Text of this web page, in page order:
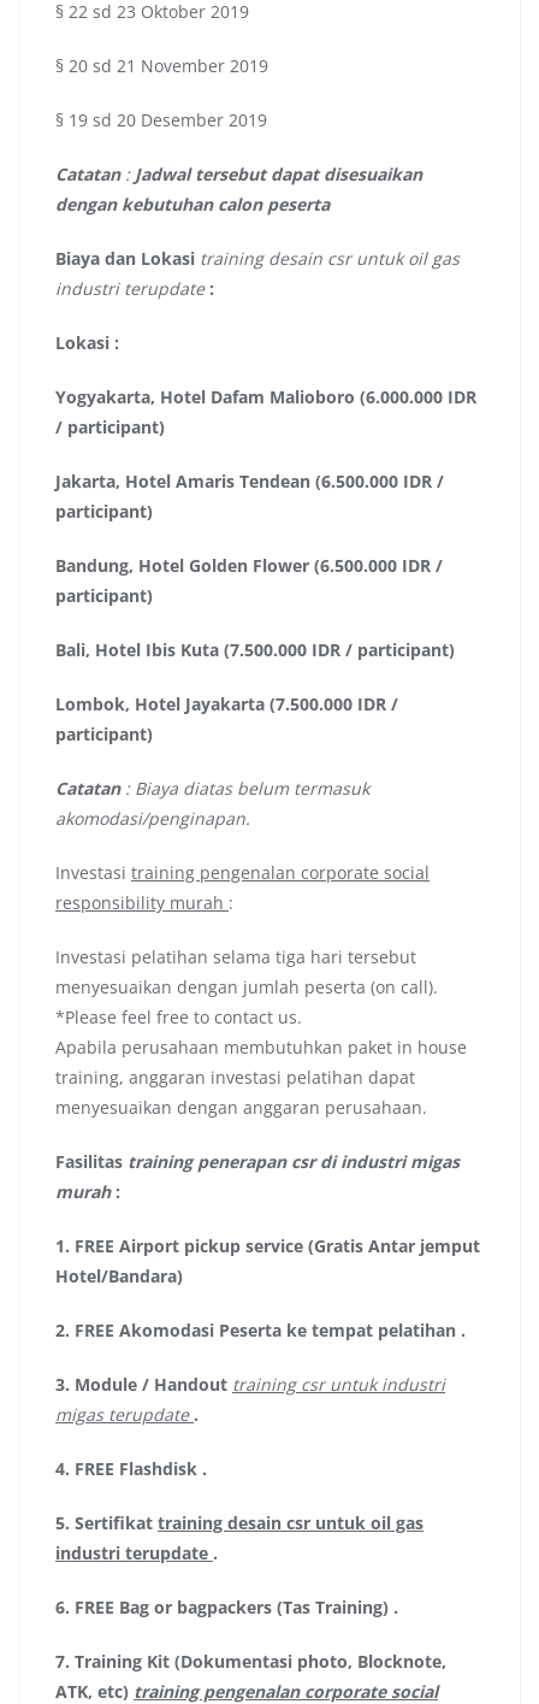
§ 22 sd 23 Oktober 2019
§ 20 sd 21 November 2019
§ 19 sd 20 Desember 2019
Catatan : Jadwal tersebut dapat disesuaikan
dengan kebutuhan calon peserta
Biaya dan Lokasi training desain csr untuk oil gas
industri terupdate :
Lokasi :
Yogyakarta, Hotel Dafam Malioboro (6.000.000 IDR
/ participant)
Jakarta, Hotel Amaris Tendean (6.500.000 IDR /
participant)
Bandung, Hotel Golden Flower (6.500.000 IDR /
participant)
Bali, Hotel Ibis Kuta (7.500.000 IDR / participant)
Lombok, Hotel Jayakarta (7.500.000 IDR /
participant)
Catatan : Biaya diatas belum termasuk
akomodasi/penginapan.
Investasi training pengenalan corporate social
responsibility murah :
Investasi pelatihan selama tiga hari tersebut
menyesuaikan dengan jumlah peserta (on call).
*Please feel free to contact us.
Apabila perusahaan membutuhkan paket in house
training, anggaran investasi pelatihan dapat
menyesuaikan dengan anggaran perusahaan.
Fasilitas training penerapan csr di industri migas
murah :
1. FREE Airport pickup service (Gratis Antar jemput
Hotel/Bandara)
2. FREE Akomodasi Peserta ke tempat pelatihan .
3. Module / Handout training csr untuk industri
migas terupdate .
4. FREE Flashdisk .
5. Sertifikat training desain csr untuk oil gas
industri terupdate .
6. FREE Bag or bagpackers (Tas Training) .
7. Training Kit (Dokumentasi photo, Blocknote,
ATK, etc) training pengenalan corporate social